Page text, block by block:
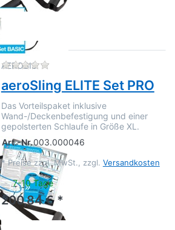
AEROBIS Zu diesem Produkt liegen
aeroSling ELITE Set PRO
Das Vorteilspaket inklusive
Wand-/Deckenbefestigung und einer
gepolsterten Schlaufe in Größe XL.
Art.-Nr.003.000046
* Preise zzgl. MwSt., zzgl. Versandkosten
7-10 Tage
200,84 € *